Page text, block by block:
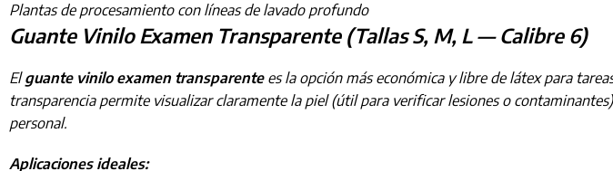
Plantas de procesamiento con líneas de lavado profundo
Guante Vinilo Examen Transparente (Tallas S, M, L — Calibre 6)
Elguante vinilo examen transparentees la opción más económica y libre de látex para
transparencia permite visualizar claramente la piel (útil para verificar lesiones o
personal.
Aplicaciones ideales: